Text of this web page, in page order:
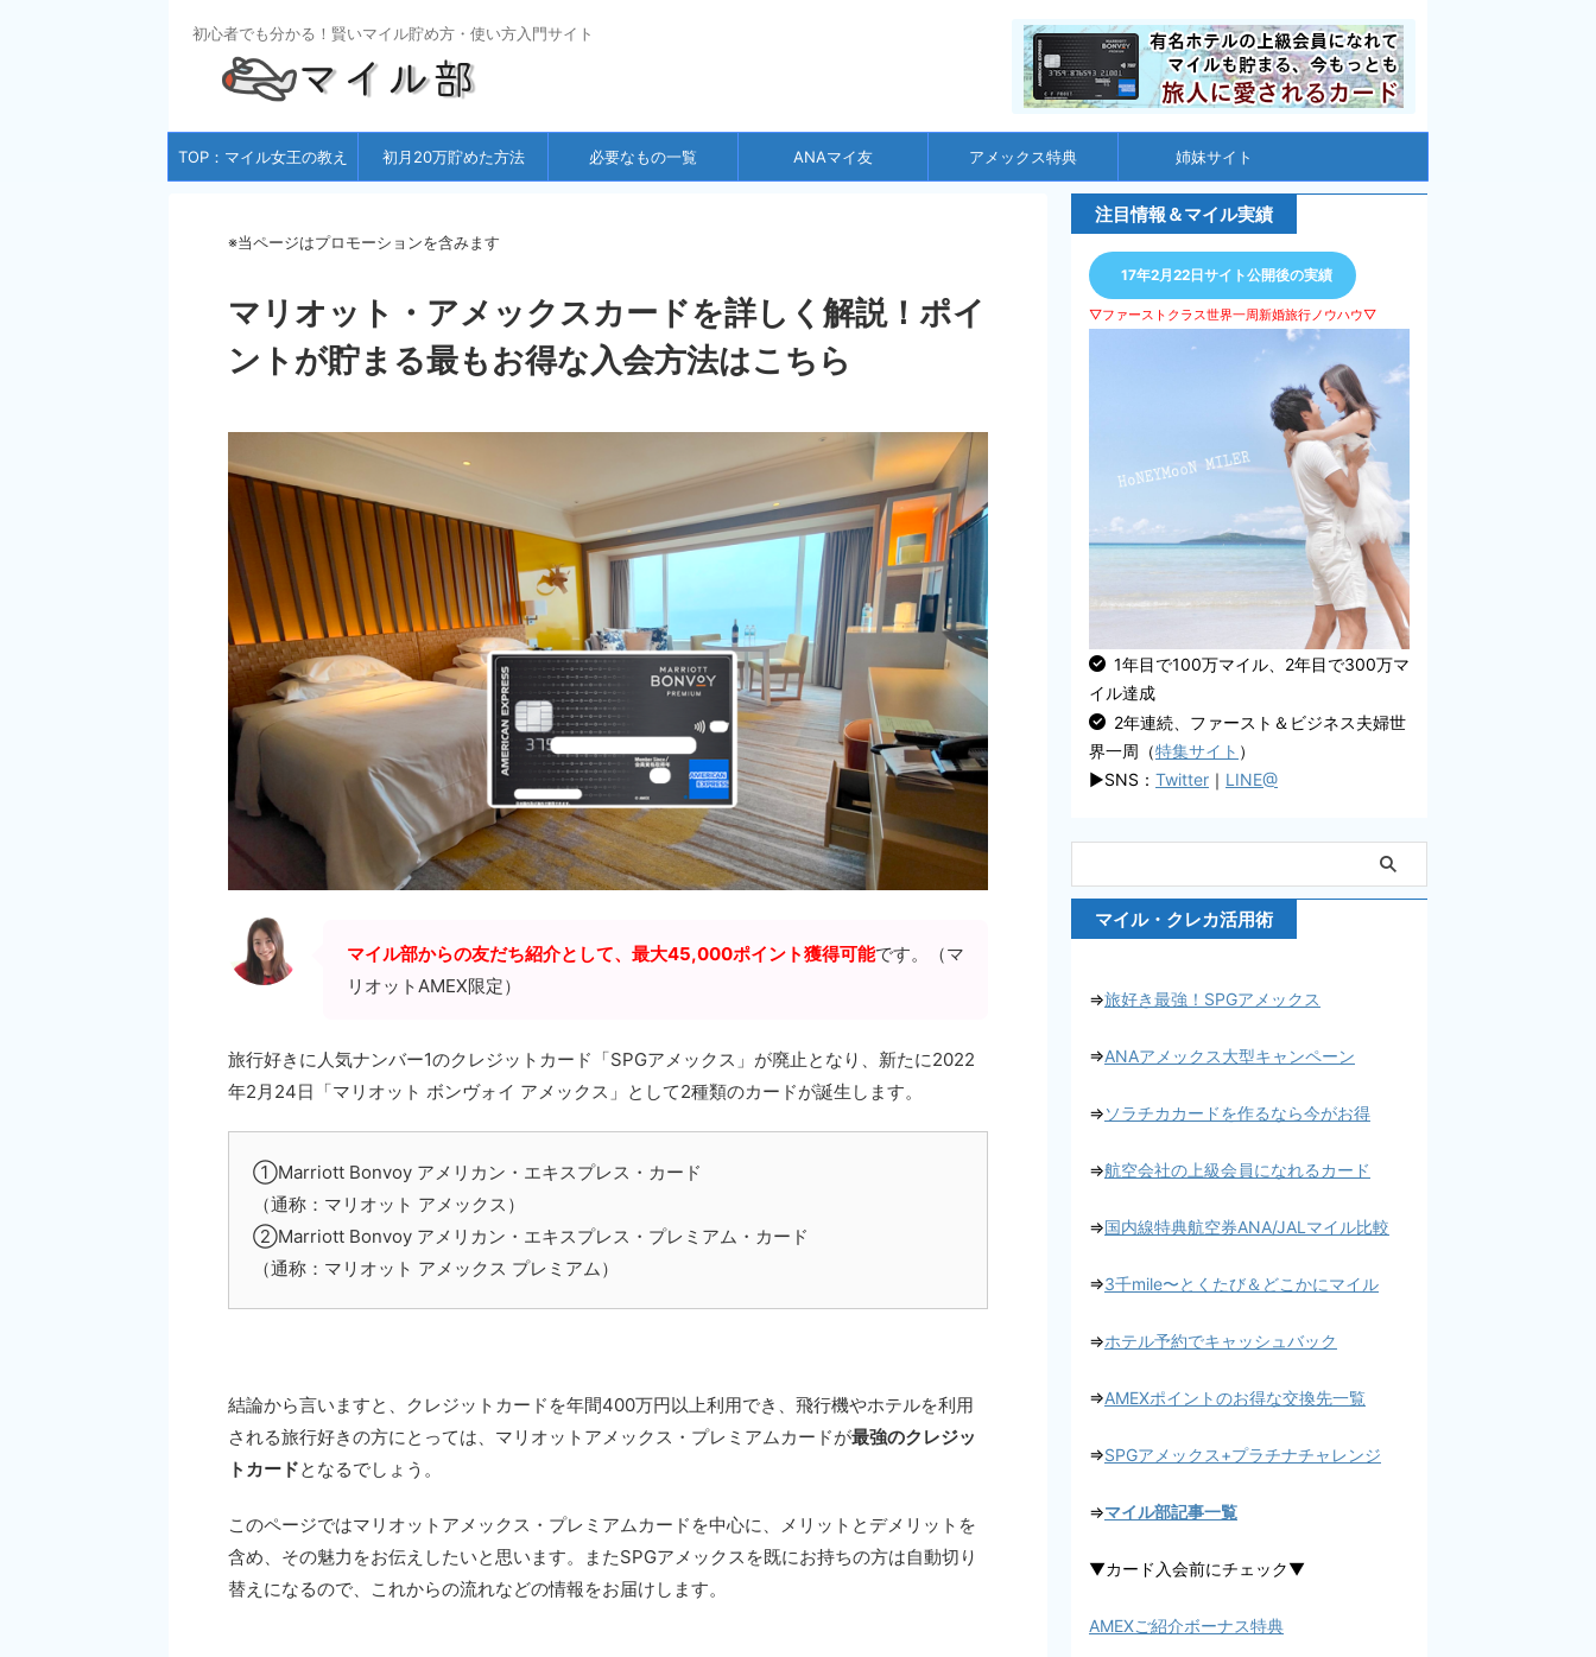
初心者でも分かる！賢いマイル貯め方・使い方入門サイト
TOP：マイル女王の教え 初月20万貯めた方法 必要なもの一覧 ANAマイ友 アメックス特典 姉妹サイト
※当ページはプロモーションを含みます
マリオット・アメックスカードを詳しく解説！ポイ
ントが貯まる最もお得な入会方法はこちら
マイル部からの友だち紹介として、最大45,000ポイント獲得可能です。（マ
リオットAMEX限定）
旅行好きに人気ナンバー1のクレジットカード「SPGアメックス」が廃止となり、新たに2022
年2月24日「マリオット ボンヴォイ アメックス」として2種類のカードが誕生します。
①Marriott Bonvoy アメリカン・エキスプレス・カード
（通称：マリオット アメックス）
②Marriott Bonvoy アメリカン・エキスプレス・プレミアム・カード
（通称：マリオット アメックス プレミアム）
結論から言いますと、クレジットカードを年間400万円以上利用でき、飛行機やホテルを利用
される旅行好きの方にとっては、マリオットアメックス・プレミアムカードが最強のクレジッ
トカードとなるでしょう。
このページではマリオットアメックス・プレミアムカードを中心に、メリットとデメリットを
含め、その魅力をお伝えしたいと思います。またSPGアメックスを既にお持ちの方は自動切り
替えになるので、これからの流れなどの情報をお届けします。
注目情報＆マイル実績
17年2月22日サイト公開後の実績
▽ファーストクラス世界一周新婚旅行ノウハウ▽
1年目で100万マイル、2年目で300万マ
イル達成
2年連続、ファースト＆ビジネス夫婦世
界一周（特集サイト ）
▶SNS： Twitter ｜ LINE@
マイル・クレカ活用術
⇒旅好き最強！SPGアメックス
⇒ANAアメックス大型キャンペーン
⇒ソラチカカードを作るなら今がお得
⇒航空会社の上級会員になれるカード
⇒国内線特典航空券ANA/JALマイル比較
⇒3千mile〜とくたび＆どこかにマイル
⇒ホテル予約でキャッシュバック
⇒AMEXポイントのお得な交換先一覧
⇒SPGアメックス+プラチナチャレンジ
⇒マイル部記事一覧
▼カード入会前にチェック▼
AMEXご紹介ボーナス特典